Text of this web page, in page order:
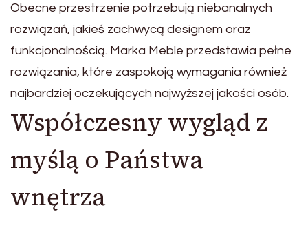
Obecne przestrzenie potrzebują niebanalnych
rozwiązań, jakieś zachwycą designem oraz
funkcjonalnością. Marka Meble przedstawia pełne
rozwiązania, które zaspokoją wymagania również
najbardziej oczekujących najwyższej jakości osób.
Współczesny wygląd z
myślą o Państwa
wnętrza